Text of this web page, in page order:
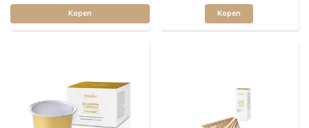
Kopen Kopen